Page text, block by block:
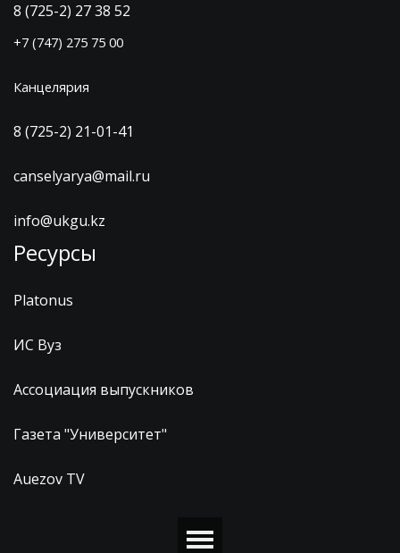
8 (725-2) 27 38 52
+7 (747) 275 75 00
Канцелярия
8 (725-2) 21-01-41
canselyarya@mail.ru
info@ukgu.kz
Ресурсы
Platonus
ИС Вуз
Ассоциация выпускников
Газета "Университет"
Auezov TV